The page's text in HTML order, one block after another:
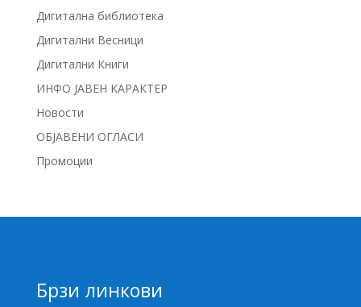
Дигитална библиотека
Дигитални Весници
Дигитални Книги
ИНФО ЈАВЕН КАРАКТЕР
Новости
ОБЈАВЕНИ ОГЛАСИ
Промоции
Брзи линкови